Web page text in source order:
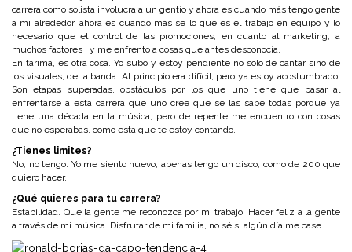
carrera como solista involucra a un gentío y ahora es cuando más tengo gente
a mi alrededor, ahora es cuando más se lo que es el trabajo en equipo y lo
necesario que el control de las promociones, en cuanto al marketing, a
muchos factores , y me enfrento a cosas que antes desconocía.
En tarima, es otra cosa. Yo subo y estoy pendiente no solo de cantar sino de
los visuales, de la banda. Al principio era difícil, pero ya estoy acostumbrado.
Son etapas superadas, obstáculos por los que uno tiene que pasar al
enfrentarse a esta carrera que uno cree que se las sabe todas porque ya
tiene una década en la música, pero de repente me encuentro con cosas
que no esperabas, como esta que te estoy contando.
¿Tienes limites?
No, no tengo. Yo me siento nuevo, apenas tengo un disco, como de 200 que
quiero hacer.
¿Qué quieres para tu carrera?
Estabilidad. Que la gente me reconozca por mi trabajo. Hacer feliz a la gente
a través de mi música. Disfrutar de mi familia, no sé si algún día me case.